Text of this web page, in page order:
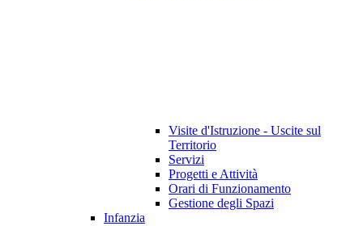
Visite d'Istruzione - Uscite sul
Territorio
Servizi
Progetti e Attività
Orari di Funzionamento
Gestione degli Spazi
Infanzia